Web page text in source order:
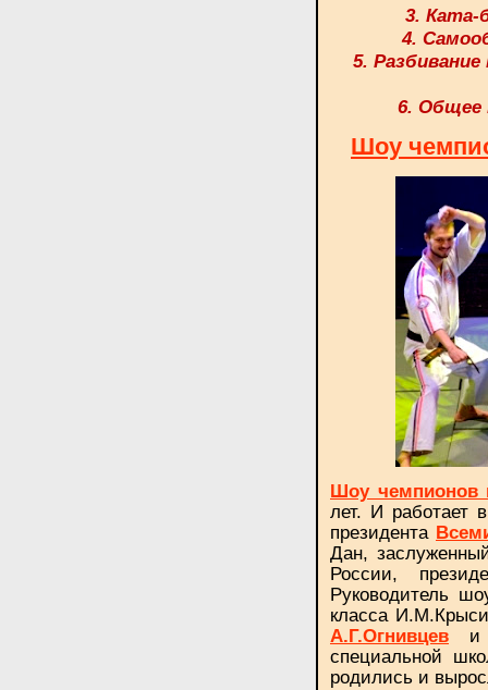
3. Ката-
4.
5.
6. Общее
Шоу
Шоу чемпионов
лет. И работает
президента
Дан,
России,
Руководитель
класса
А.Г.Огнивцев
специальной
родились и